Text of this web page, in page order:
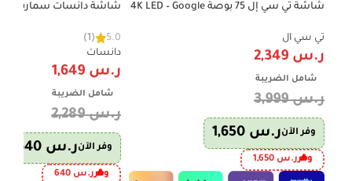
-41%
شاشة تي سي إل 75 بوصة 4K LED – Google
تي سي ال
ر.س
شامل الضريبة
ر.س3,999
وفر الآنر.س
وفرر.س 1,650
-28%
جداري – موديل DTD70BU/A15
5.0
(1)
دانسات
ر.س
شامل الضريبة
ر.س2,289
وفر الآنر.س
وفرر.س 640